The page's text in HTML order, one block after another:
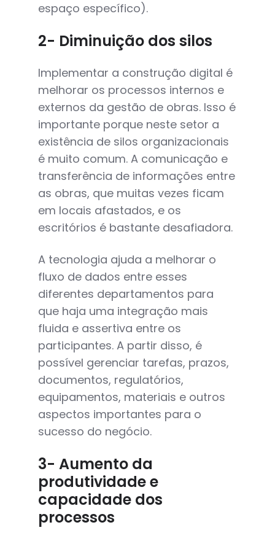
espaço específico).
2- Diminuição dos silos
Implementar a construção digital é
melhorar os processos internos e
externos da gestão de obras. Isso é
importante porque neste setor a
existência de silos organizacionais
é muito comum. A comunicação e
transferência de informações entre
as obras, que muitas vezes ficam
em locais afastados, e os
escritórios é bastante desafiadora.
A tecnologia ajuda a melhorar o
fluxo de dados entre esses
diferentes departamentos para
que haja uma integração mais
fluida e assertiva entre os
participantes. A partir disso, é
possível gerenciar tarefas, prazos,
documentos, regulatórios,
equipamentos, materiais e outros
aspectos importantes para o
sucesso do negócio.
3- Aumento da
produtividade e
capacidade dos
processos